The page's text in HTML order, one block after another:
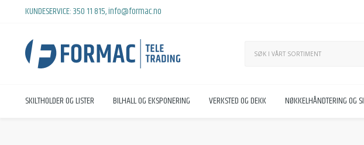
KUNDESERVICE:350 11 815,info@formac.no
SKILTHOLDER OG LISTER BILHALL OG EKSPONERING VERKSTED OG DEKK NØKKELHÅNDTERING OG